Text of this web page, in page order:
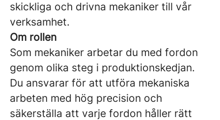
skickliga och drivna mekaniker till vår
verksamhet.
Om rollen
Som mekaniker arbetar du med fordon
genom olika steg i produktionskedjan.
Du ansvarar för att utföra mekaniska
arbeten med hög precision och
säkerställa att varje fordon håller rätt